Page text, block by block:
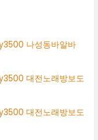
나성동바알바
대전노래방보도
대전노래방보도